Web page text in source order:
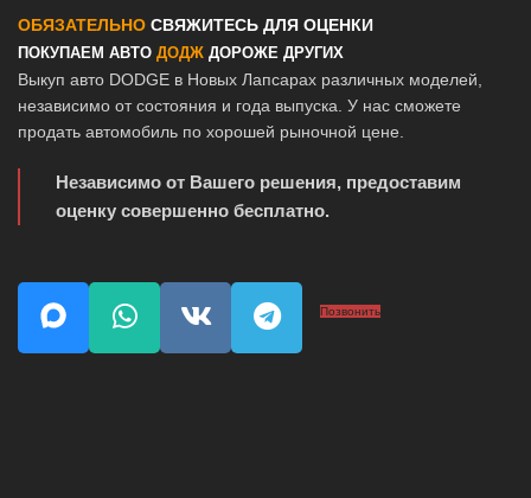
ОБЯЗАТЕЛЬНО СВЯЖИТЕСЬ ДЛЯ ОЦЕНКИ
ПОКУПАЕМ АВТО ДОДЖ ДОРОЖЕ ДРУГИХ
Выкуп авто DODGE в Новых Лапсарах различных моделей,
независимо от состояния и года выпуска. У нас сможете
продать автомобиль по хорошей рыночной цене.
Независимо от Вашего решения, предоставим
оценку совершенно бесплатно.
Позвонить